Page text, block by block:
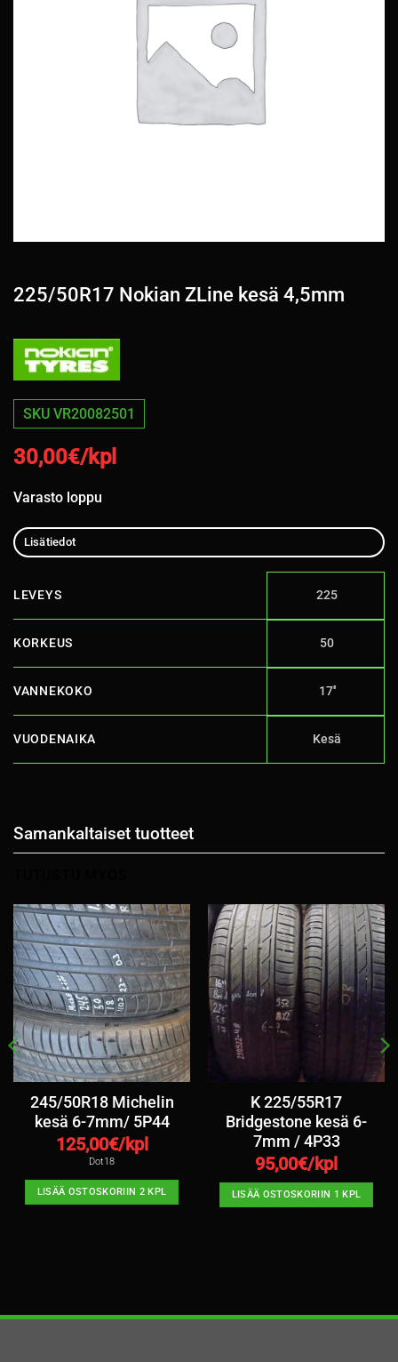
225/50R17 Nokian ZLine kesä 4,5mm
SKU VR20082501
30,00€/kpl
Varasto loppu
Lisätiedot
LEVEYS 225
KORKEUS 50
VANNEKOKO 17''
VUODENAIKA Kesä
Samankaltaiset tuotteet
245/50R18 Michelin
kesä 6-7mm/ 5P44
125,00€/kpl
Dot18
LISÄÄ OSTOSKORIIN 2 KPL
K 225/55R17
Bridgestone kesä 6-
7mm / 4P33
95,00€/kpl
LISÄÄ OSTOSKORIIN 1 KPL